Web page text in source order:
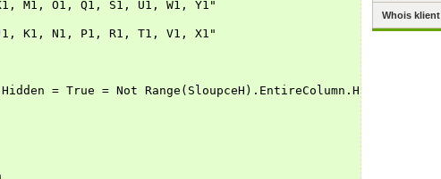
M1, O1, Q1, S1, U1, W1, Y1"
K1, N1, P1, R1, T1, V1, X1"
= True = Not Range(SloupceH).EntireColumn.Hidden = True
Whois klient